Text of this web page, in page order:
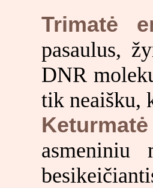
Trimatė
pasaulus,
DNR
tik neaišku,